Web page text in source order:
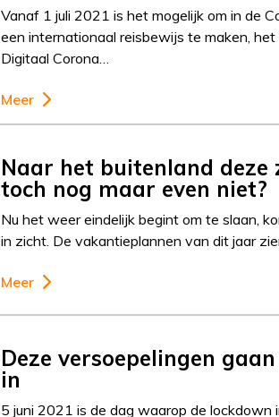
Vanaf 1 juli 2021 is het mogelijk om in de
een internationaal reisbewijs te maken,
Digitaal Corona…
Meer
Naar het buitenland deze
toch nog maar even niet?
Nu het weer eindelijk begint om te slaan,
in zicht. De vakantieplannen van dit jaar
Meer
Deze versoepelingen
in
5 juni 2021 is de dag waarop de lockdown